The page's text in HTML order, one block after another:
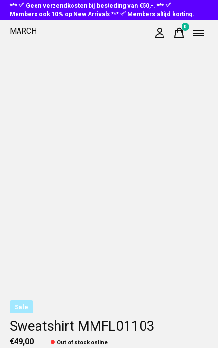
***
Geen verzendkosten bij besteding van €50,-. ***
Members ook 10% op New Arrivals ***
Members altijd korting.
MARCH 0items
Sale
Sweatshirt MMFL01103
€49,00
Out of stock online